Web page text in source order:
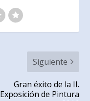
Siguiente
Gran éxito de la II.
Exposición de Pintura